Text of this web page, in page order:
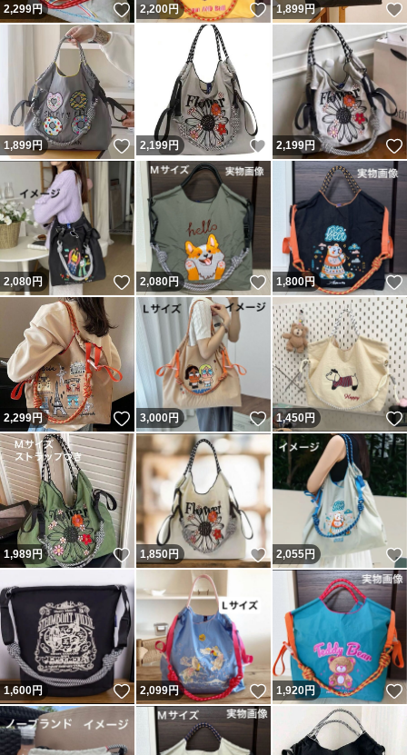
2,299円 いいね！
2,200円 いいね！
1,899円
1,899円 いいね！
2,199円 いいね！
2,199円
2,080円 いいね！
2,080円 いいね！
1,800円
2,299円 いいね！
3,000円 いいね！
1,450円
1,989円 いいね！
1,850円 いいね！
2,055円
1,600円 いいね！
2,099円 いいね！
1,920円